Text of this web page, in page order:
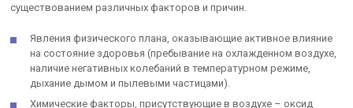
существованием различных факторов и причин.
Явления физического плана, оказывающие активное влияние
на состояние здоровья (пребывание на охлажденном воздухе,
наличие негативных колебаний в температурном режиме,
дыхание дымом и пылевыми частицами).
Химические факторы, присутствующие в воздухе – оксид